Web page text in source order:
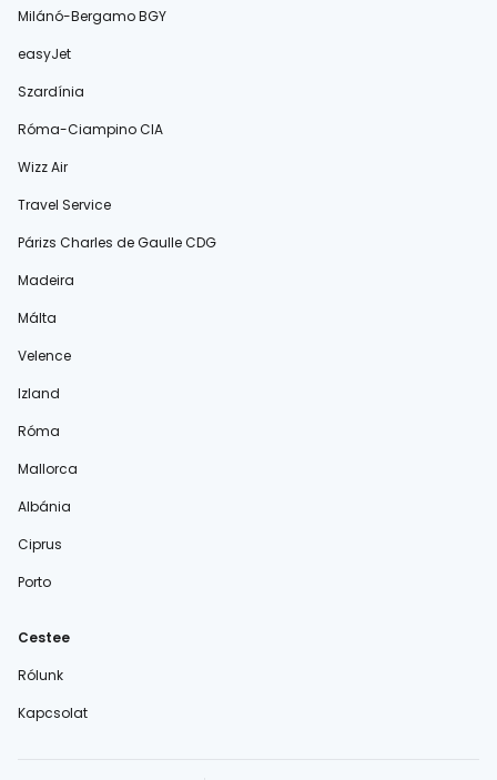
Milánó-Bergamo BGY
easyJet
Szardínia
Róma-Ciampino CIA
Wizz Air
Travel Service
Párizs Charles de Gaulle CDG
Madeira
Málta
Velence
Izland
Róma
Mallorca
Albánia
Ciprus
Porto
Cestee
Rólunk
Kapcsolat